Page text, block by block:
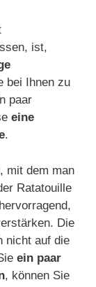
ist,
bei Ihnen zu
paar
eine
.
mit dem man
Ratatouille
Die
nicht auf die
ein paar
, können Sie